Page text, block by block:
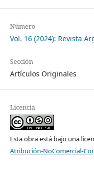
Número
Vol. 16 (2024): Revista
Sección
Artículos Originales
Licencia
Esta obra está bajo una
Atribución-NoComercial-